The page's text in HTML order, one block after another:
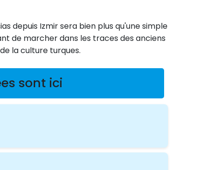
depuis Izmir sera bien plus qu'une simple
de marcher dans les traces des anciens
la culture turques.
sont ici